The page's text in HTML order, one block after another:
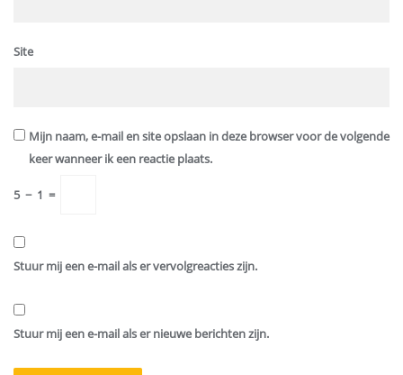
Site
Mijn naam, e-mail en site opslaan in deze browser voor de volgende
keer wanneer ik een reactie plaats.
5 − 1 =
Stuur mij een e-mail als er vervolgreacties zijn.
Stuur mij een e-mail als er nieuwe berichten zijn.